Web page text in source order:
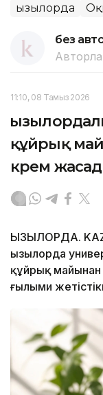
Қызылорда
без
11:10, 08 Тамыз 2026
құйрық
крем
ҚЫЗЫЛОРДА.
Қызылорда
құйрық
ғылыми